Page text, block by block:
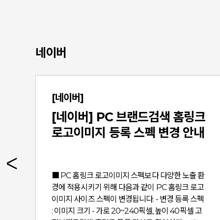
네이버
[네이버]
[네이버] PC 브랜드검색 홈링크
로고이미지 등록 스펙 변경 안내
■ PC 홈링크 로고이미지 스펙 보다 다양한 노출 환
경에 적용시키기 위해 다음과 같이 PC 홈링크 로고
이미지 사이즈 스펙이 변경됩니다. - 변경 등록 스펙
: 이미지 크기 - 가로 20~240픽셀, 높이 40픽셀 고